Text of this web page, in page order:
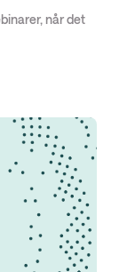
når det